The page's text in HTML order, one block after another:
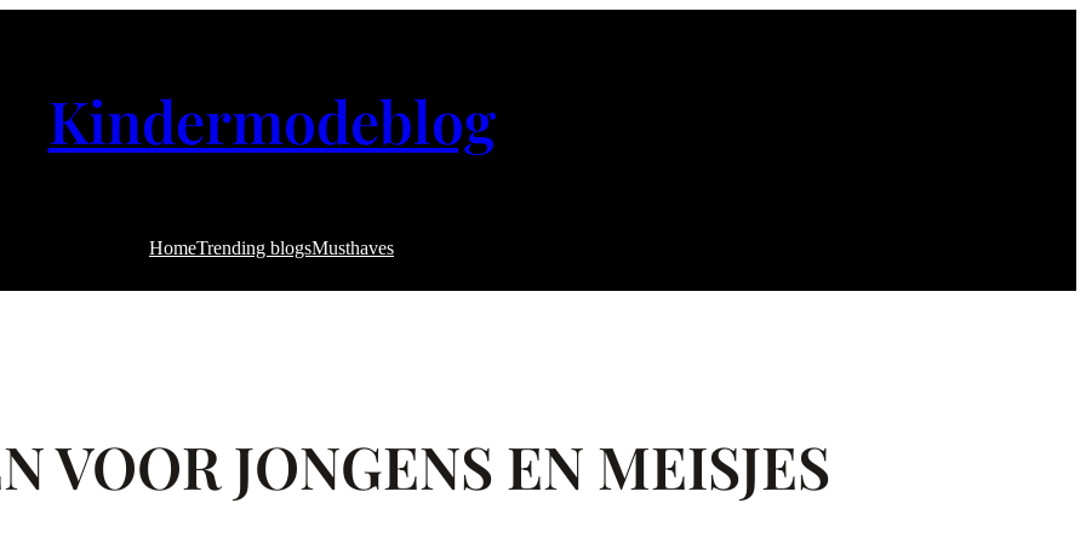
Kindermodeblog
HomeTrending blogsMusthaves
VOOR JONGENS EN MEISJES